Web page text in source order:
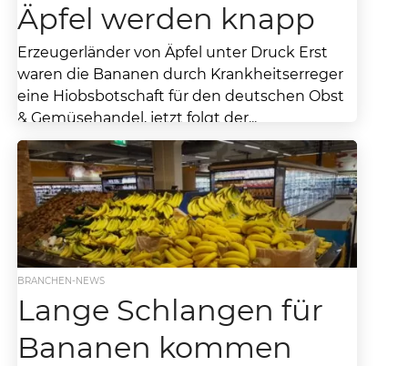
Äpfel werden knapp
Erzeugerländer von Äpfel unter Druck Erst
waren die Bananen durch Krankheitserreger
eine Hiobsbotschaft für den deutschen Obst
& Gemüsehandel, jetzt folgt der...
BRANCHEN-NEWS
Lange Schlangen für
Bananen kommen